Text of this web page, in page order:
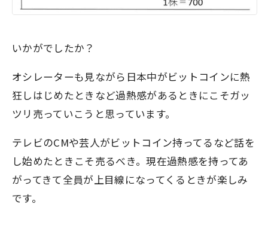
いかがでしたか？
オシレーターも見ながら日本中がビットコインに熱
狂しはじめたときなど過熱感があるときにこそガッ
ツリ売っていこうと思っています。
テレビのCMや芸人がビットコイン持ってるなど話を
し始めたときこそ売るべき。現在過熱感を持ってあ
がってきて全員が上目線になってくるときが楽しみ
です。